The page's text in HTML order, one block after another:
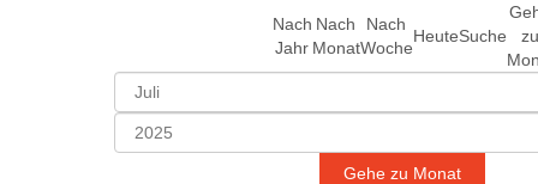
Nach
Jahr
Nach
Monat
Nach
Woche
HeuteSuche
zu
Gehe zu Monat